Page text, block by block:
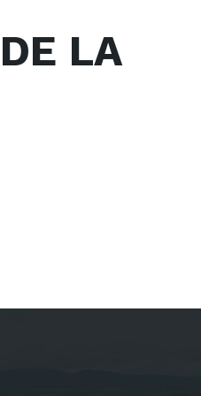
LA